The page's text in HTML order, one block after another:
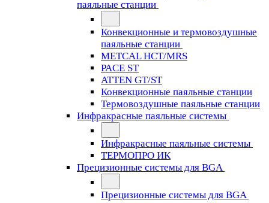
паяльные станции
Конвекционные и термовоздушные
паяльные станции
METCAL HCT/MRS
PACE ST
ATTEN GT/ST
Конвекционные паяльные станции
Термовоздушные паяльные станции
Инфракрасные паяльные системы
Инфракрасные паяльные системы
ТЕРМОПРО ИК
Прецизионные системы для BGA
Прецизионные системы для BGA